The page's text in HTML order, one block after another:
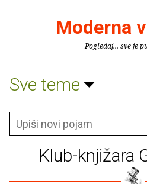
Moderna
Pogledaj... sve je
Sve teme
Klub-knjižara